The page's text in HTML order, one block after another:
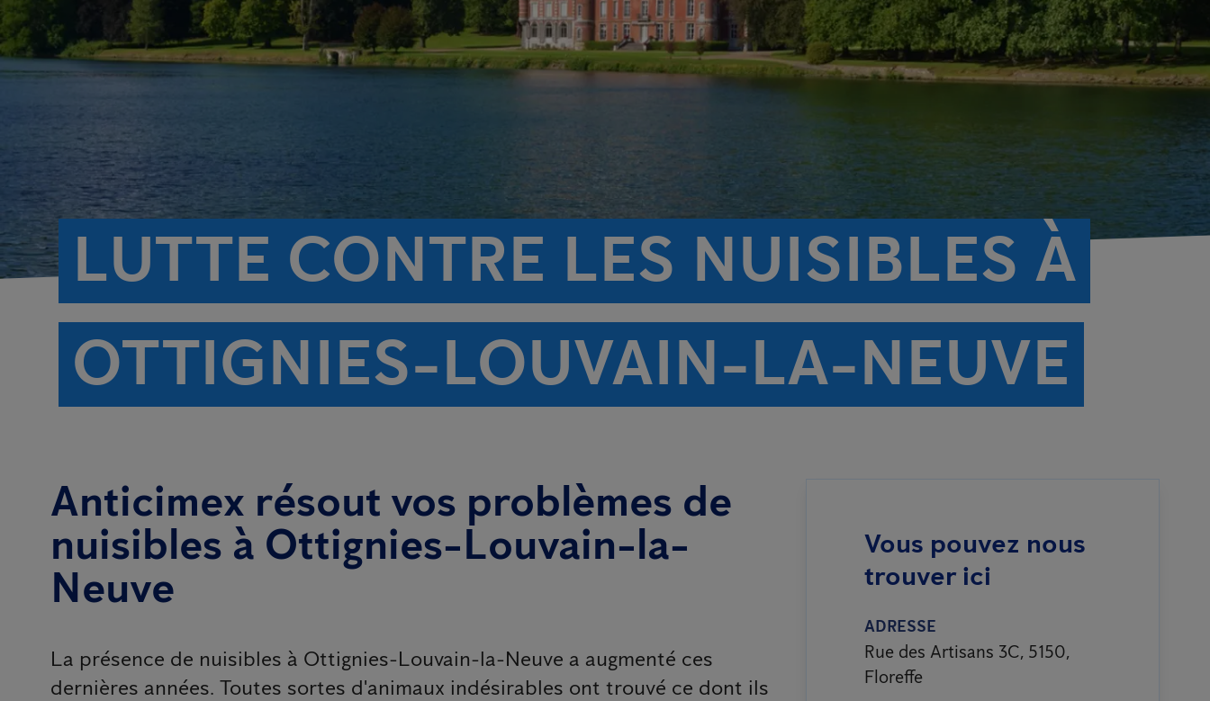
LUTTE CONTRE LES NUISIBLES À
OTTIGNIES-LOUVAIN-LA-NEUVE
Anticimex résout vos problèmes de
nuisibles à Ottignies-Louvain-la-
Neuve
La présence de nuisibles à Ottignies-Louvain-la-Neuve a augmenté ces
dernières années. Toutes sortes d'animaux indésirables ont trouvé ce dont ils
Vous pouvez nous
trouver ici
ADRESSE
Rue des Artisans 3C, 5150,
Floreffe